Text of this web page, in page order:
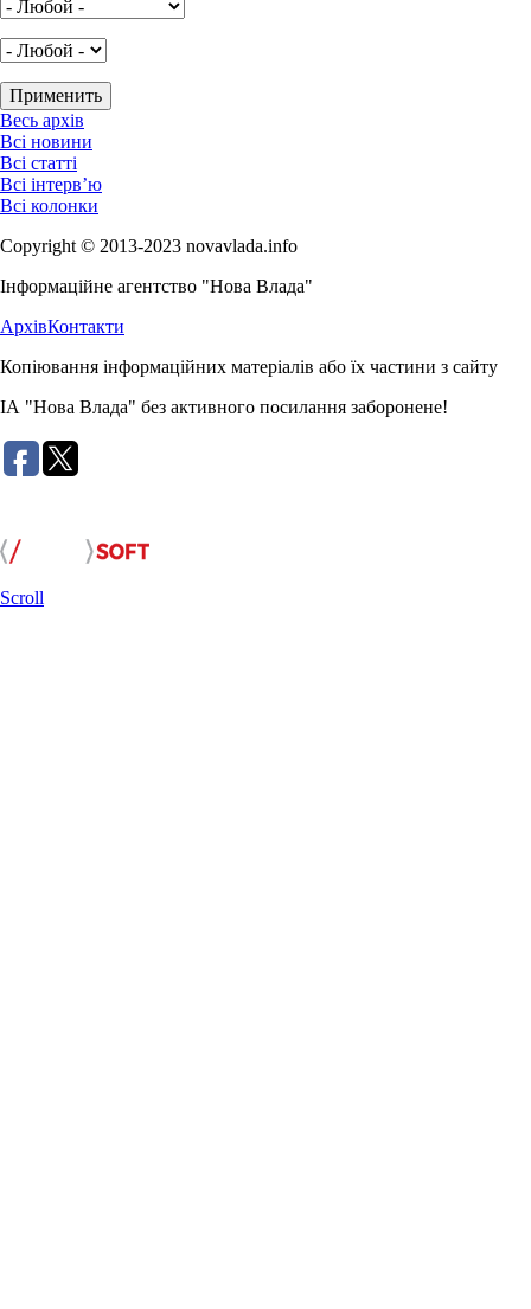
Весь архів
Всі новини
Всі статті
Всі інтерв’ю
Всі колонки
Copyright © 2013-2023 novavlada.info
Інформаційне агентство "Нова Влада"
АрхівКонтакти
Копіювання інформаційних матеріалів або їх частини з сайту
ІА "Нова Влада" без активного посилання заборонене!
Scroll